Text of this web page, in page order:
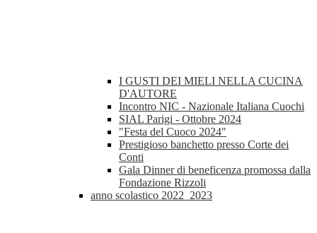
I GUSTI DEI MIELI NELLA CUCINA
D'AUTORE
Incontro NIC - Nazionale Italiana Cuochi
SIAL Parigi - Ottobre 2024
"Festa del Cuoco 2024"
Prestigioso banchetto presso Corte dei
Conti
Gala Dinner di beneficenza promossa dalla
Fondazione Rizzoli
anno scolastico 2022_2023